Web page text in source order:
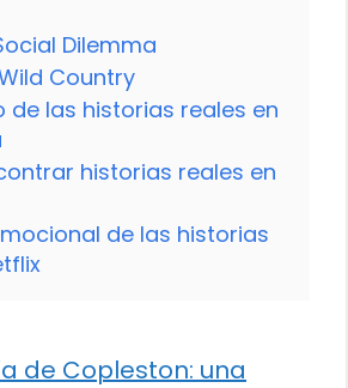
Dilemma
Country
de las historias reales en
historias reales en
de las historias
de Copleston: una